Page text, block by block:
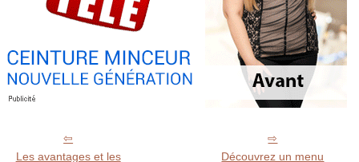
Les avantages et les Découvrez un menu